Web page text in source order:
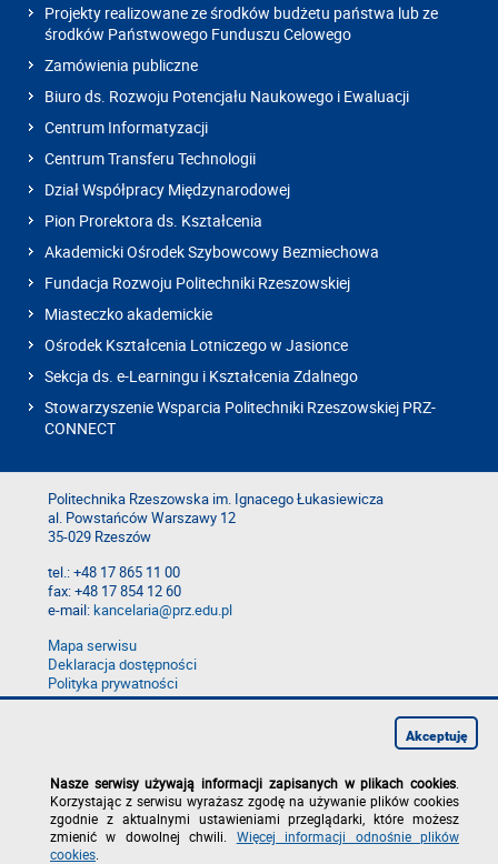
Projekty realizowane ze środków budżetu państwa lub ze
środków Państwowego Funduszu Celowego
Zamówienia publiczne
Biuro ds. Rozwoju Potencjału Naukowego i Ewaluacji
Centrum Informatyzacji
Centrum Transferu Technologii
Dział Współpracy Międzynarodowej
Pion Prorektora ds. Kształcenia
Akademicki Ośrodek Szybowcowy Bezmiechowa
Fundacja Rozwoju Politechniki Rzeszowskiej
Miasteczko akademickie
Ośrodek Kształcenia Lotniczego w Jasionce
Sekcja ds. e-Learningu i Kształcenia Zdalnego
Stowarzyszenie Wsparcia Politechniki Rzeszowskiej PRZ-
CONNECT
Politechnika Rzeszowska im. Ignacego Łukasiewicza
al. Powstańców Warszawy 12
35-029 Rzeszów
tel.: +48 17 865 11 00
fax: +48 17 854 12 60
e-mail:kancelaria@prz.edu.pl
Mapa serwisu
Deklaracja dostępności
Polityka prywatności
Zgłoś błąd na stronie
Nasze serwisy używają informacji zapisanych w plikach cookies
Korzystając z serwisu wyrażasz zgodę na używanie plików cookies
zgodnie z aktualnymi ustawieniami przeglądarki, które możesz
zmienić w dowolnej chwili. Więcej informacji odnośnie plików
cookies
Akceptuję